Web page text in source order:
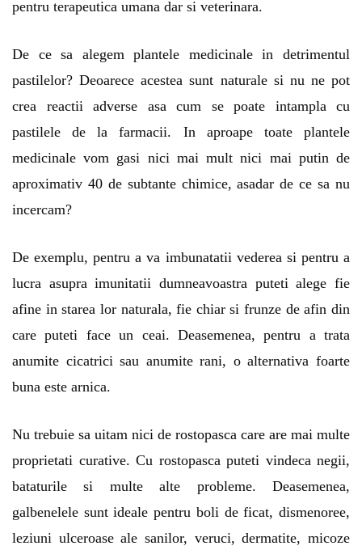
pentru terapeutica umana dar si veterinara.
De ce sa alegem plantele medicinale in detrimentul
pastilelor? Deoarece acestea sunt naturale si nu ne pot
crea reactii adverse asa cum se poate intampla cu
pastilele de la farmacii. In aproape toate plantele
medicinale vom gasi nici mai mult nici mai putin de
aproximativ 40 de subtante chimice, asadar de ce sa nu
incercam?
De exemplu, pentru a va imbunatatii vederea si pentru a
lucra asupra imunitatii dumneavoastra puteti alege fie
afine in starea lor naturala, fie chiar si frunze de afin din
care puteti face un ceai. Deasemenea, pentru a trata
anumite cicatrici sau anumite rani, o alternativa foarte
buna este arnica.
Nu trebuie sa uitam nici de rostopasca care are mai multe
proprietati curative. Cu rostopasca puteti vindeca negii,
bataturile si multe alte probleme. Deasemenea,
galbenelele sunt ideale pentru boli de ficat, dismenoree,
leziuni ulceroase ale sanilor, veruci, dermatite, micoze